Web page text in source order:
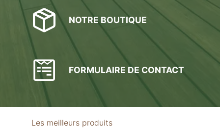
NOTRE BOUTIQUE
FORMULAIRE DE CONTACT
Les meilleurs produits